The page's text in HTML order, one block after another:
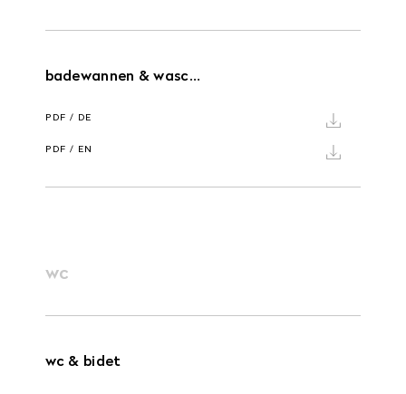
badewannen & waschbecken
PDF / DE
PDF / EN
wc
wc & bidet